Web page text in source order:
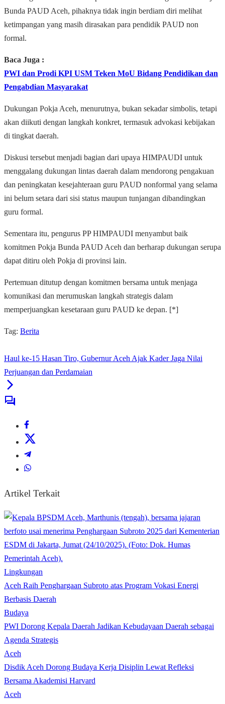
Bunda PAUD Aceh, pihaknya tidak ingin berdiam diri melihat
ketimpangan yang masih dirasakan para pendidik PAUD non
formal.
Baca Juga :
PWI dan Prodi KPI USM Teken MoU Bidang Pendidikan dan
Pengabdian Masyarakat
Dukungan Pokja Aceh, menurutnya, bukan sekadar simbolis, tetapi
akan diikuti dengan langkah konkret, termasuk advokasi kebijakan
di tingkat daerah.
Diskusi tersebut menjadi bagian dari upaya HIMPAUDI untuk
menggalang dukungan lintas daerah dalam mendorong pengakuan
dan peningkatan kesejahteraan guru PAUD nonformal yang selama
ini belum setara dari sisi status maupun tunjangan dibandingkan
guru formal.
Sementara itu, pengurus PP HIMPAUDI menyambut baik
komitmen Pokja Bunda PAUD Aceh dan berharap dukungan serupa
dapat ditiru oleh Pokja di provinsi lain.
Pertemuan ditutup dengan komitmen bersama untuk menjaga
komunikasi dan merumuskan langkah strategis dalam
memperjuangkan kesetaraan guru PAUD ke depan. [*]
Tag: Berita
Haul ke-15 Hasan Tiro, Gubernur Aceh Ajak Kader Jaga Nilai
Perjuangan dan Perdamaian
Artikel Terkait
Lingkungan
Aceh Raih Penghargaan Subroto atas Program Vokasi Energi
Berbasis Daerah
Budaya
PWI Dorong Kepala Daerah Jadikan Kebudayaan Daerah sebagai
Agenda Strategis
Aceh
Disdik Aceh Dorong Budaya Kerja Disiplin Lewat Refleksi
Bersama Akademisi Harvard
Aceh